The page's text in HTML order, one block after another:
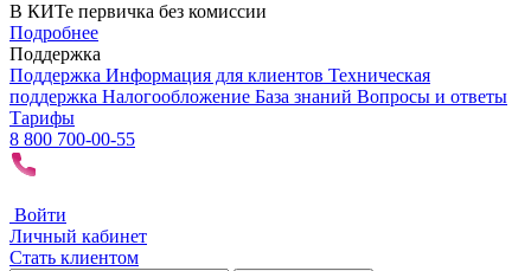
В КИТе первичка без комиссии
Подробнее
Поддержка
Поддержка Информация для клиентов Техническая
поддержка Налогообложение База знаний Вопросы и ответы
Тарифы
8 800 700-00-55
Войти
Личный кабинет
Стать клиентом